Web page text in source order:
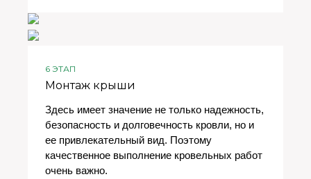
6 ЭТАП
Монтаж крыши
Здесь имеет значение не только надежность,
безопасность и долговечность кровли, но и
ее привлекательный вид. Поэтому
качественное выполнение кровельных работ
очень важно.